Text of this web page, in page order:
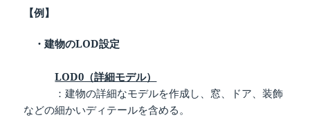
【例】
・建物のLOD設定
LOD0（詳細モデル）
：建物の詳細なモデルを作成し、窓、ドア、装飾
などの細かいディテールを含める。